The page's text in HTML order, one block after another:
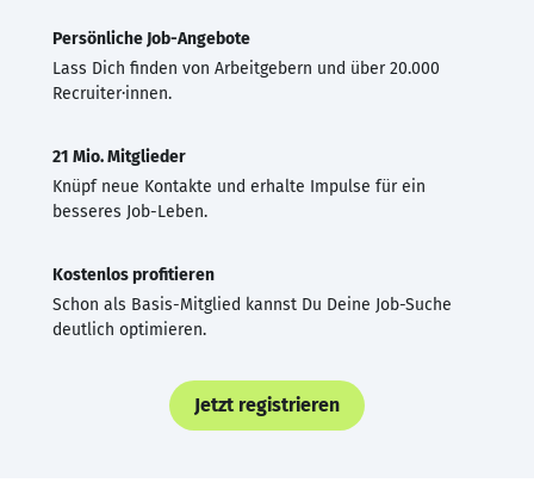
Persönliche Job-Angebote
Lass Dich finden von Arbeitgebern und über 20.000
Recruiter·innen.
21 Mio. Mitglieder
Knüpf neue Kontakte und erhalte Impulse für ein
besseres Job-Leben.
Kostenlos profitieren
Schon als Basis-Mitglied kannst Du Deine Job-Suche
deutlich optimieren.
Jetzt registrieren